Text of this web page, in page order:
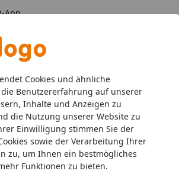
Cookies und ähnliche
Benutzererfahrung auf unserer
Inhalte und Anzeigen zu
die Nutzung unserer Website zu
Einwilligung stimmen Sie der
sowie der Verarbeitung Ihrer
zu, um Ihnen ein bestmögliches
Funktionen zu bieten.
App